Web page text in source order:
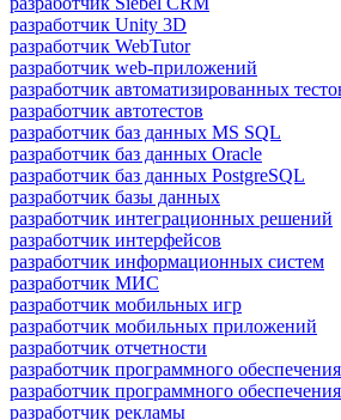
разработчик Unity 3D
разработчик WebTutor
разработчик web-приложений
разработчик автоматизированных
разработчик автотестов
разработчик баз данных MS SQL
разработчик баз данных Oracle
разработчик баз данных PostgreSQL
разработчик базы данных
разработчик интеграционных решений
разработчик интерфейсов
разработчик информационных систем
разработчик МИС
разработчик мобильных игр
разработчик мобильных приложений
разработчик отчетности
разработчик программного обеспечения
разработчик программного
разработчик рекламы